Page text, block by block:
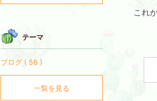
これ
テーマ
ブログ ( 56 )
一覧を見る